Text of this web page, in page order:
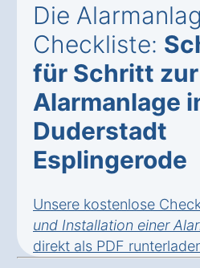
Die
Checkliste:
für Schritt zur
Alarmanlage
Duderstadt
Esplingerode
Unsere kostenlose
und Installation einer
direkt als PDF